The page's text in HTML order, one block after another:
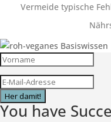
Vermeide typische
Her damit!
You have